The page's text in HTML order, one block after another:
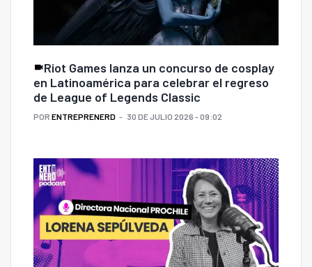
Riot Games lanza un concurso de cosplay
en Latinoamérica para celebrar el regreso
de League of Legends Classic
POR ENTREPRENERD 30 DE JULIO 2026 - 09:02